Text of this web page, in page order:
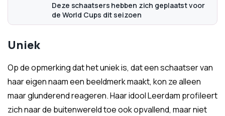
Deze schaatsers hebben zich geplaatst voor
de World Cups dit seizoen
Uniek
Op de opmerking dat het uniek is, dat een schaatser van
haar eigen naam een beeldmerk maakt, kon ze alleen
maar glunderend reageren. Haar idool Leerdam profileert
zich naar de buitenwereld toe ook opvallend, maar niet